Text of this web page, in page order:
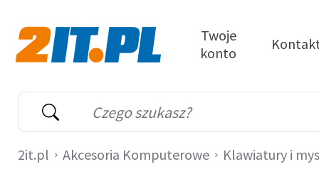
Wyszukiwarka
Słowo kluczowe
Twoje
konto
2it.pl Akcesoria Komputerowe Klawiatury i